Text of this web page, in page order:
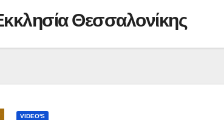
Θεσσαλονίκης
VIDEO'S